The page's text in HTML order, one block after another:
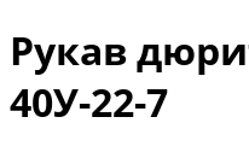
Рукав
40У-22-7